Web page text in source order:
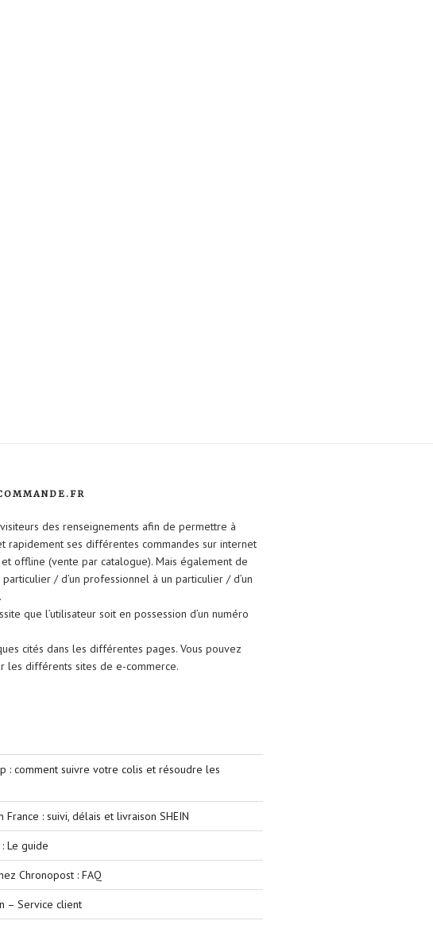
des renseignements afin de permettre à
rapidement ses différentes commandes sur internet
offline (vente par catalogue). Mais également de
/ d’un professionnel à un particulier / d’un
que l’utilisateur soit en possession d’un numéro
cités dans les différentes pages. Vous pouvez
les différents sites de e-commerce.
: comment suivre votre colis et résoudre les
France : suivi, délais et livraison SHEIN
Le guide
Chronopost : FAQ
– Service client